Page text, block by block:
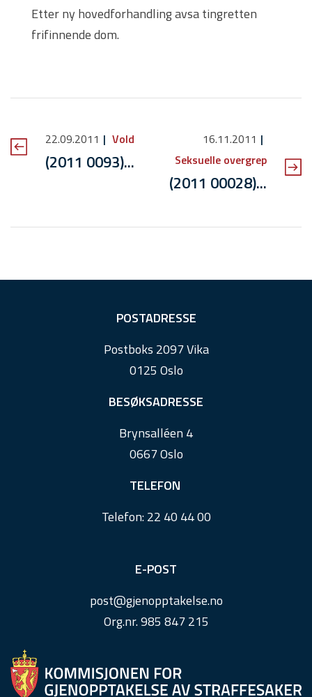
Etter ny hovedforhandling avsa tingretten
frifinnende dom.
22.09.2011 Vold
(2011 0093)...
16.11.2011
Seksuelle overgrep
(2011 00028)...
POSTADRESSE
Postboks 2097 Vika
0125 Oslo
BESØKSADRESSE
Brynsalléen 4
0667 Oslo
TELEFON
Telefon:22 40 44 00
E-POST
post@gjenopptakelse.no
Org.nr. 985 847 215